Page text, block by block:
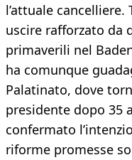
l’attuale
uscire rafforzato da
primaverili nel
ha comunque
Palatinato, dove
presidente dopo 35
confermato
riforme promesse